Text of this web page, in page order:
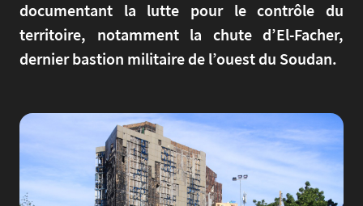
documentant la lutte pour le contrôle du
territoire, notamment la chute d’El-Facher,
dernier bastion militaire de l’ouest du Soudan.
Image